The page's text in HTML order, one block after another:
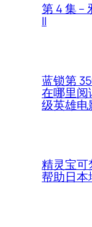
第 4 集 –
II
蓝锁第
在哪里阅
级英雄电
精灵宝可
帮助日本